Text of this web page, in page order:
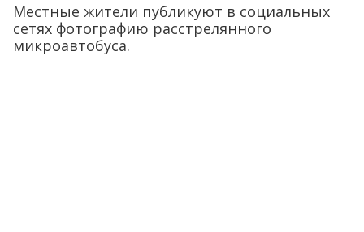
Местные жители публикуют в социальных
сетях фотографию расстрелянного
микроавтобуса.